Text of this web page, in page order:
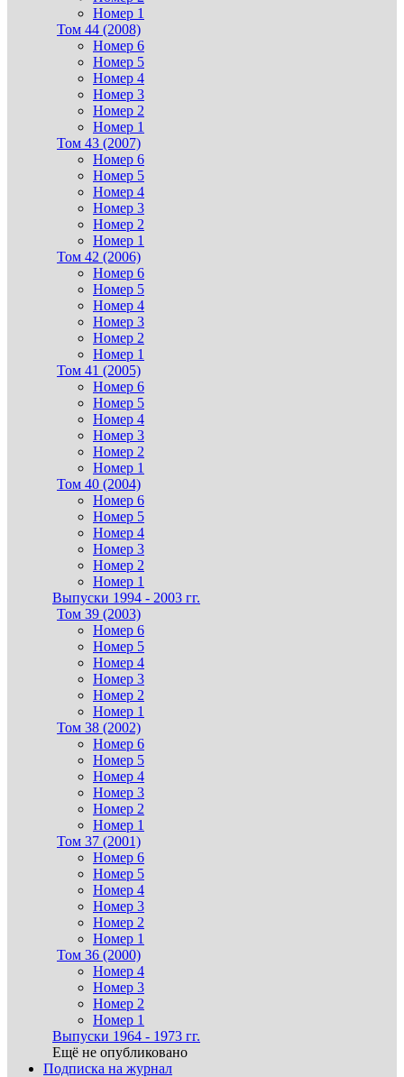
Номер 1
Том 44 (2008)
Номер 6
Номер 5
Номер 4
Номер 3
Номер 2
Номер 1
Том 43 (2007)
Номер 6
Номер 5
Номер 4
Номер 3
Номер 2
Номер 1
Том 42 (2006)
Номер 6
Номер 5
Номер 4
Номер 3
Номер 2
Номер 1
Том 41 (2005)
Номер 6
Номер 5
Номер 4
Номер 3
Номер 2
Номер 1
Том 40 (2004)
Номер 6
Номер 5
Номер 4
Номер 3
Номер 2
Номер 1
Выпуски 1994 - 2003 гг.
Том 39 (2003)
Номер 6
Номер 5
Номер 4
Номер 3
Номер 2
Номер 1
Том 38 (2002)
Номер 6
Номер 5
Номер 4
Номер 3
Номер 2
Номер 1
Том 37 (2001)
Номер 6
Номер 5
Номер 4
Номер 3
Номер 2
Номер 1
Том 36 (2000)
Номер 4
Номер 3
Номер 2
Номер 1
Выпуски 1964 - 1973 гг.
Ещё не опубликовано
Подписка на журнал